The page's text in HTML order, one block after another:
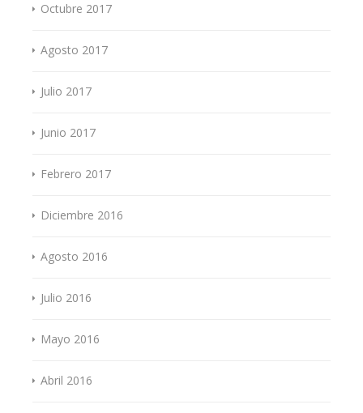
Octubre 2017
Agosto 2017
Julio 2017
Junio 2017
Febrero 2017
Diciembre 2016
Agosto 2016
Julio 2016
Mayo 2016
Abril 2016